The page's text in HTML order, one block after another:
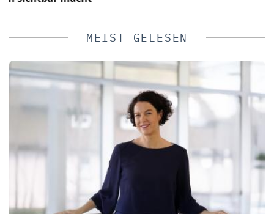
MEIST GELESEN